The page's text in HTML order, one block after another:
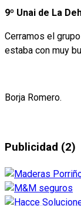
9º Unai de La
Cerramos el
estaba con muy
Borja Romero.
Publicidad (2)